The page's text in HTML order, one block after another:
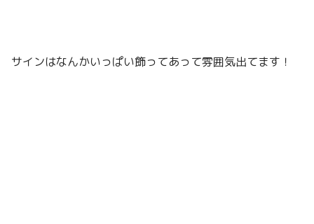
サインはなんかいっぱい飾ってあって雰囲気出てます！